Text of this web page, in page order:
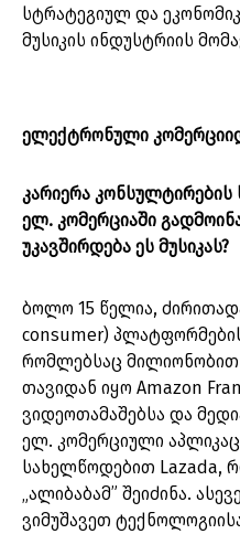
სტრატეგიულ და
მუსიკის ინდუსტრიის
ელექტრონული
კარიერა
ელ. კომერციაში
უკავშირდება ეს მუსიკას?
ბოლო 15 წელია,
consumer)
რომლებსაც მილიონობით
თავიდან იყო Amazon
ვიდეოთამაშებსა და
ელ. კომერციული
სახელწოდებით Lazada,
„ალიბაბამ” შეიძინა.
ვიმუშავეთ